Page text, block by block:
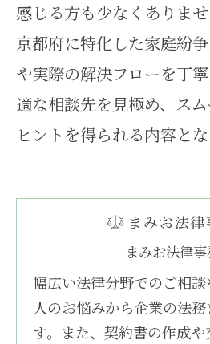
感じる方も少なくありませ
京都府に特化した家庭紛
や実際の解決フローを丁
適な相談先を見極め、ス
ヒントを得られる内容とな
まみお法律
幅広い法律分野でのご相
人のお悩みから企業の法
す。また、契約書の作成